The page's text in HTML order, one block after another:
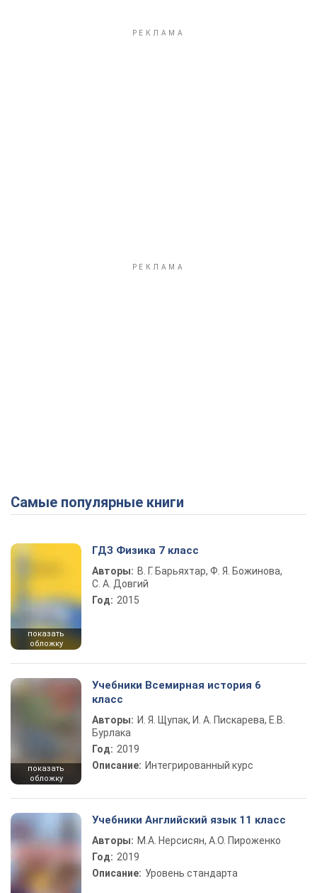
Самые популярные книги
показать
обложку
ГДЗ Физика 7 класс
Авторы: В. Г. Барьяхтар, Ф. Я. Божинова,
С. А. Довгий
Год: 2015
показать
обложку
Учебники Всемирная история 6
класс
Авторы: И. Я. Щупак, И. А. Пискарева, Е.В.
Бурлака
Год: 2019
Описание: Интегрированный курс
Учебники Английский язык 11 класс
Авторы: М.А. Нерсисян, А.О. Пироженко
Год: 2019
Описание: Уровень стандарта